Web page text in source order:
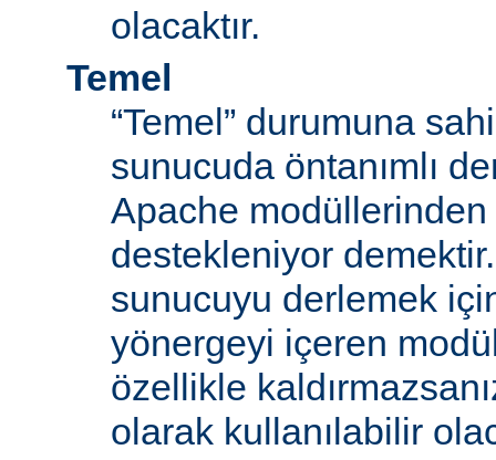
olacaktır.
Temel
“Temel” durumuna
sunucuda öntanımlı
Apache modüllerinden
destekleniyor
sunucuyu derlemek
yönergeyi içeren
özellikle
olarak kullanılabilir